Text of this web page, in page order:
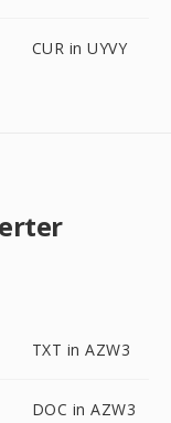
CUR in UYVY
TXT in AZW3
DOC in AZW3